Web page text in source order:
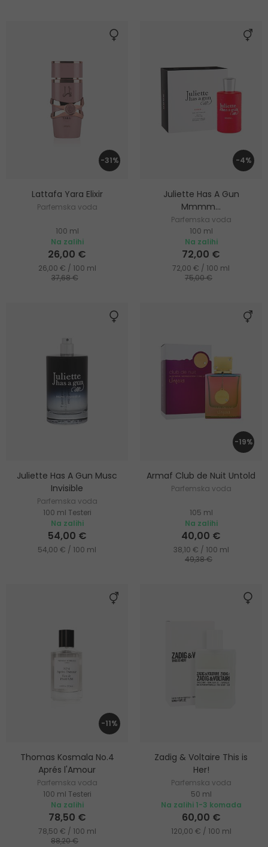
-31%
Lattafa Yara Elixir
Parfemska voda
100 ml
Na zalihi
26,00 €
26,00 € / 100 ml
37,68 €
-4%
Juliette Has A Gun
Mmmm...
Parfemska voda
100 ml
Na zalihi
72,00 €
72,00 € / 100 ml
75,00 €
Juliette Has A Gun Musc
Invisible
Parfemska voda
100 ml Testeri
Na zalihi
54,00 €
54,00 € / 100 ml
-19%
Armaf Club de Nuit Untold
Parfemska voda
105 ml
Na zalihi
40,00 €
38,10 € / 100 ml
49,38 €
-11%
Thomas Kosmala No.4
Aprés l'Amour
Parfemska voda
100 ml Testeri
Na zalihi
78,50 €
78,50 € / 100 ml
88,20 €
Zadig & Voltaire This is
Her!
Parfemska voda
50 ml
Na zalihi 1-3 komada
60,00 €
120,00 € / 100 ml